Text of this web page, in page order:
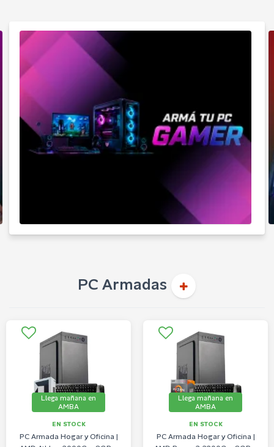
PC Armadas
Llega mañana en
AMBA
EN STOCK
PC Armada Hogar y Oficina |
Llega mañana en
AMBA
EN STOCK
PC Armada Hogar y Oficina |